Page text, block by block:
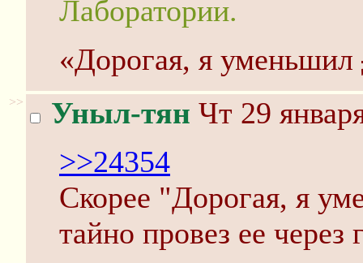
Лаборатории.
«Дорогая, я уменьшил
>> Уныл-тян Чт 29
>>24354
Скорее "Дорогая, я
тайно провез ее через